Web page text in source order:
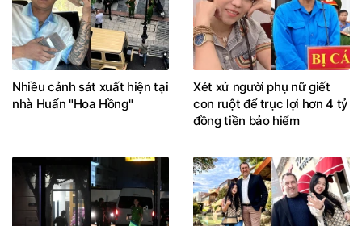
Nhiều cảnh sát xuất hiện tại
nhà Huấn "Hoa Hồng"
Xét xử người phụ nữ giết
con ruột để trục lợi hơn 4 tỷ
đồng tiền bảo hiểm